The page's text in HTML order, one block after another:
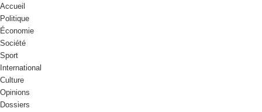
Accueil
Politique
Économie
Société
Sport
International
Culture
Opinions
Dossiers